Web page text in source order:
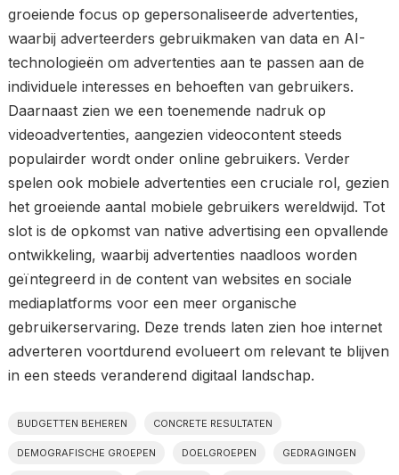
groeiende focus op gepersonaliseerde advertenties,
waarbij adverteerders gebruikmaken van data en AI-
technologieën om advertenties aan te passen aan de
individuele interesses en behoeften van gebruikers.
Daarnaast zien we een toenemende nadruk op
videoadvertenties, aangezien videocontent steeds
populairder wordt onder online gebruikers. Verder
spelen ook mobiele advertenties een cruciale rol, gezien
het groeiende aantal mobiele gebruikers wereldwijd. Tot
slot is de opkomst van native advertising een opvallende
ontwikkeling, waarbij advertenties naadloos worden
geïntegreerd in de content van websites en sociale
mediaplatforms voor een meer organische
gebruikerservaring. Deze trends laten zien hoe internet
adverteren voortdurend evolueert om relevant te blijven
in een steeds veranderend digitaal landschap.
BUDGETTEN BEHEREN CONCRETE RESULTATEN
DEMOGRAFISCHE GROEPEN DOELGROEPEN GEDRAGINGEN